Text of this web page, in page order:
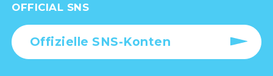
OFFICIAL SNS
Offizielle SNS-Konten